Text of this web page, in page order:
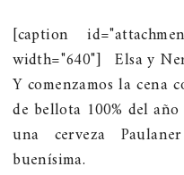
[caption
width="640"] Elsa y
Y comenzamos la cena
de bellota 100% del
una cerveza
buenísima.